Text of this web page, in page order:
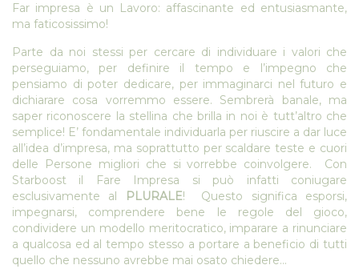
Far impresa è un Lavoro: affascinante ed entusiasmante,
ma faticosissimo!
Parte da noi stessi per cercare di individuare i valori che
perseguiamo, per definire il tempo e l’impegno che
pensiamo di poter dedicare, per immaginarci nel futuro e
dichiarare cosa vorremmo essere. Sembrerà banale, ma
saper riconoscere la stellina che brilla in noi è tutt’altro che
semplice! E’ fondamentale individuarla per riuscire a dar luce
all’idea d’impresa, ma soprattutto per scaldare teste e cuori
delle Persone migliori che si vorrebbe coinvolgere. Con
Starboost il Fare Impresa si può infatti coniugare
esclusivamente al
PLURALE! Questo significa esporsi,
impegnarsi, comprendere bene le regole del gioco,
condividere un modello meritocratico, imparare a rinunciare
a qualcosa ed al tempo stesso a portare a beneficio di tutti
quello che nessuno avrebbe mai osato chiedere…